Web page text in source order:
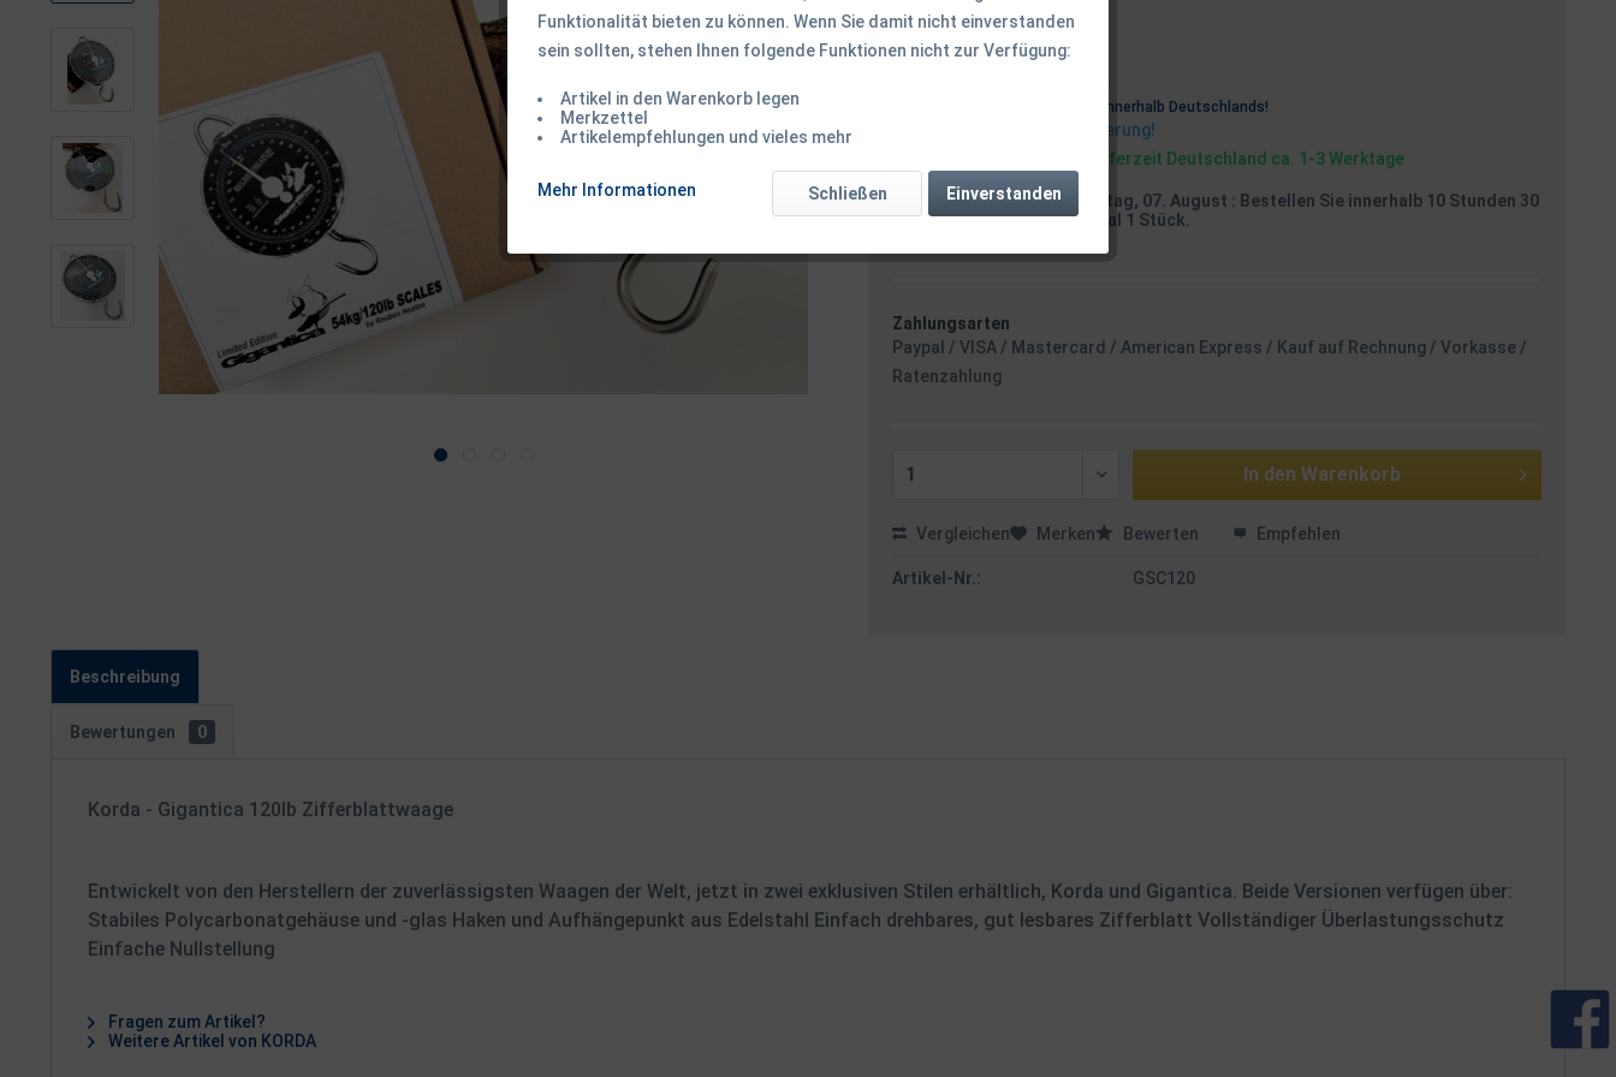
94,50 € *
Inhalt:1 Stück
innerhalb Deutschlands!
Versandkostenfreie Lieferung!
Sofort versandfertig, Lieferzeit Deutschland ca. 1-3 Werktage
Versand am Freitag, 07. August : Bestellen Sie innerhalb 10 Stunden 30
Minuten- maximal 1 Stück.
Zahlungsarten
Paypal / VISA / Mastercard / American Express / Kauf auf Rechnung / Vorkasse /
Ratenzahlung
In den Warenkorb
Vergleichen Merken Bewerten Empfehlen
Artikel-Nr.: GSC120
Beschreibung
Bewertungen 0
Korda - Gigantica 120lb Zifferblattwaage
Entwickelt von den Herstellern der zuverlässigsten Waagen der Welt, jetzt in zwei exklusiven Stilen erhältlich, Korda und Gigantica. Beide Versionen verfügen über:
Stabiles Polycarbonatgehäuse und -glas Haken und Aufhängepunkt aus Edelstahl Einfach drehbares, gut lesbares Zifferblatt Vollständiger Überlastungsschutz
Einfache Nullstellung
Fragen zum Artikel?
Weitere Artikel von KORDA
Funktionalität bieten zu können. Wenn Sie damit nicht einverstanden
sein sollten, stehen Ihnen folgende Funktionen nicht zur Verfügung:
Artikel in den Warenkorb legen
Merkzettel
Artikelempfehlungen und vieles mehr
Mehr Informationen Einverstanden
Schließen